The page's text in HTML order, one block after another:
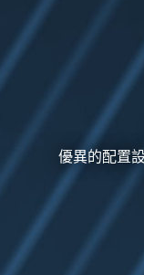
優異的配置